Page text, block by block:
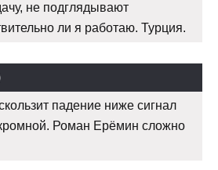
не подглядывают
ли я работаю. Турция.
падение ниже сигнал
Роман Ерёмин сложно